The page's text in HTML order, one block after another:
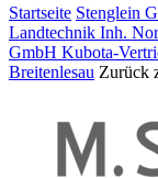
Startseite Stenglein
Land­tech­nik Inh.
GmbH Kubota-
Breitenlesau Zurück